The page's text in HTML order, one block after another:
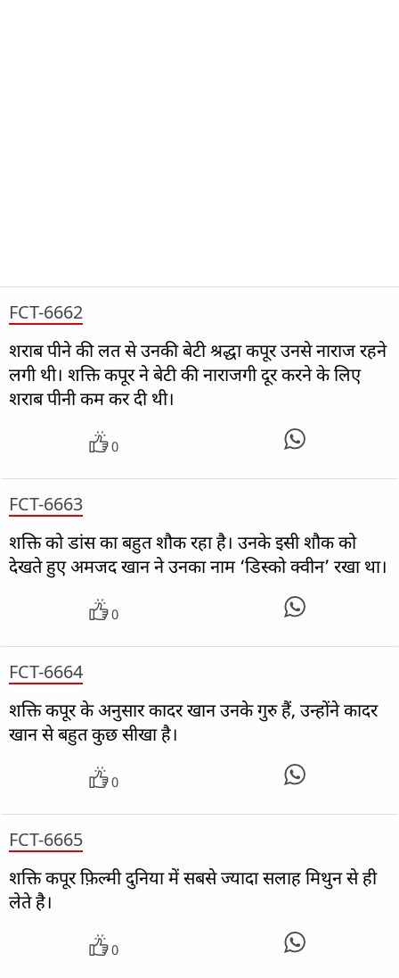
FCT-6662
शराब पीने की लत से उनकी बेटी श्रद्धा कपूर उनसे नाराज रहने
लगी थी। शक्ति कपूर ने बेटी की नाराजगी दूर करने के लिए
शराब पीनी कम कर दी थी।
0
FCT-6663
शक्ति को डांस का बहुत शौक रहा है। उनके इसी शौक को
देखते हुए अमजद खान ने उनका नाम ‘डिस्को क्वीन’ रखा था।
0
FCT-6664
शक्ति कपूर के अनुसार कादर खान उनके गुरु हैं, उन्होंने कादर
खान से बहुत कुछ सीखा है।
0
FCT-6665
शक्ति कपूर फ़िल्मी दुनिया में सबसे ज्यादा सलाह मिथुन से ही
लेते है।
0